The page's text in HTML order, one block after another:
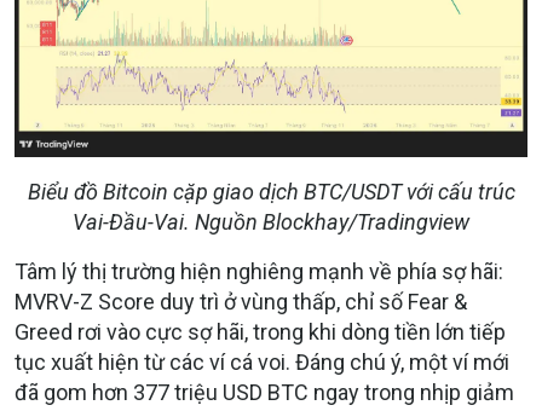
Biểu đồ Bitcoin cặp giao dịch BTC/USDT với cấu trúc
Vai-Đầu-Vai. Nguồn Blockhay/Tradingview
Tâm lý thị trường hiện nghiêng mạnh về phía sợ hãi:
MVRV-Z Score duy trì ở vùng thấp, chỉ số Fear &
Greed rơi vào cực sợ hãi, trong khi dòng tiền lớn tiếp
tục xuất hiện từ các ví cá voi. Đáng chú ý, một ví mới
đã gom hơn 377 triệu USD BTC ngay trong nhịp giảm